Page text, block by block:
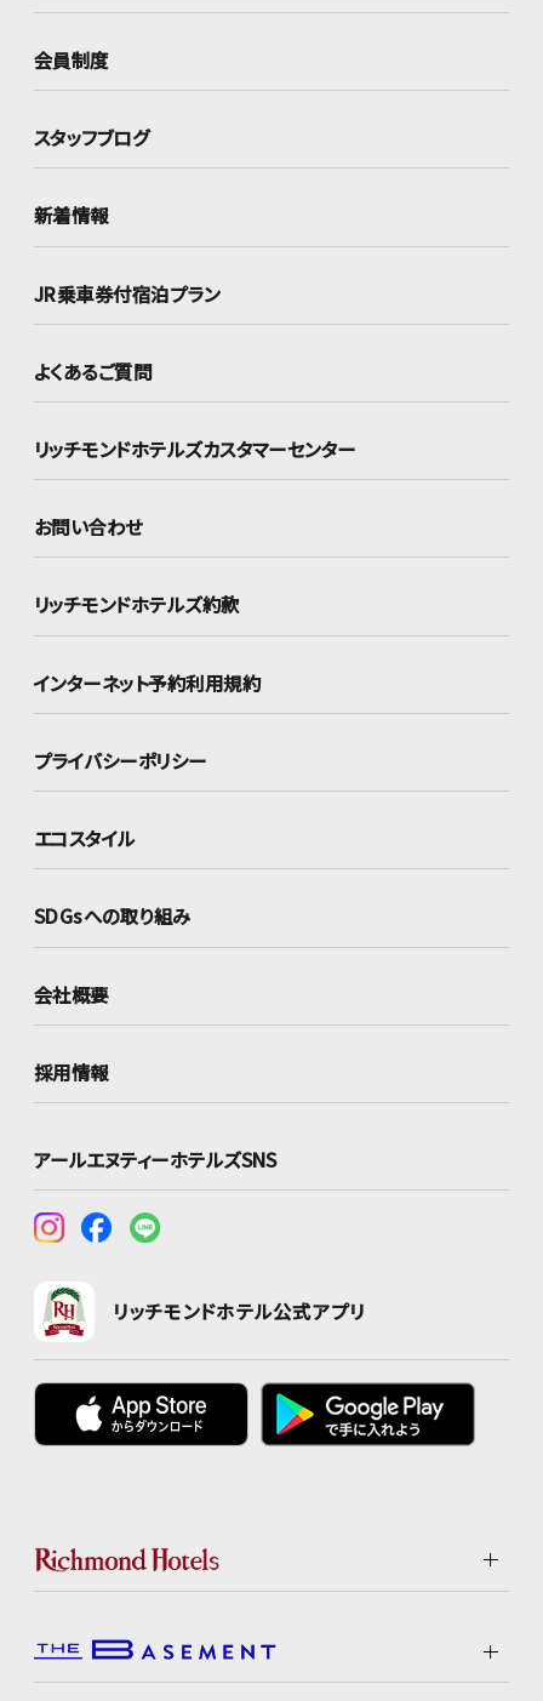
会員制度
スタッフブログ
新着情報
JR乗車券付宿泊プラン
よくあるご質問
リッチモンドホテルズカスタマーセンター
お問い合わせ
リッチモンドホテルズ約款
インターネット予約利用規約
プライバシーポリシー
エコスタイル
SDGsへの取り組み
会社概要
採用情報
アールエヌティーホテルズSNS
リッチモンドホテル公式アプリ